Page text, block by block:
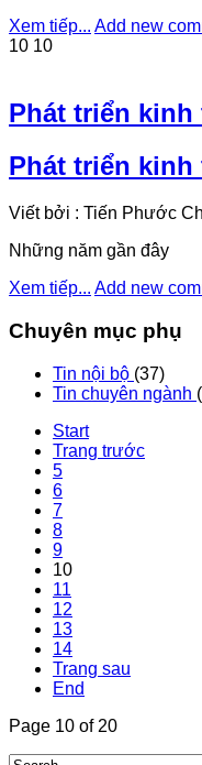
Xem tiếp... Add new
10 10
Phát triển
Phát triển
Viết bởi : Tiến Phước
Những năm gần đây
Xem tiếp... Add new
Chuyên mục phụ
Tin nội bộ (37)
Tin chuyên ngành
Start
Trang trước
5
6
7
8
9
10
11
12
13
14
Trang sau
End
Page 10 of 20